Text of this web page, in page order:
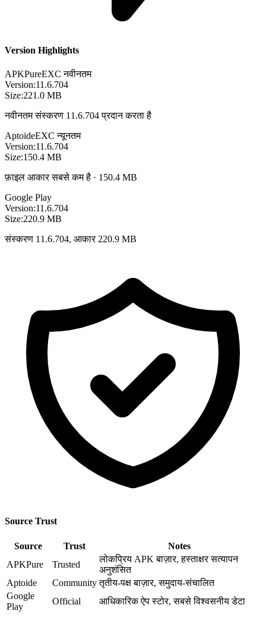
Version Highlights
APKPureEXC नवीनतम
Version:11.6.704
Size:221.0 MB
नवीनतम संस्करण 11.6.704 प्रदान करता है
AptoideEXC न्यूनतम
Version:11.6.704
Size:150.4 MB
फ़ाइल आकार सबसे कम है · 150.4 MB
Google Play
Version:11.6.704
Size:220.9 MB
संस्करण 11.6.704, आकार 220.9 MB
Source Trust
Source Trust
Notes
APKPure
Trusted
लोकप्रिय APK बाज़ार, हस्ताक्षर सत्यापन
अनुशंसित
Aptoide
Community तृतीय-पक्ष बाज़ार, समुदाय-संचालित
Google
Play
Official आधिकारिक ऐप स्टोर, सबसे विश्वसनीय डेटा